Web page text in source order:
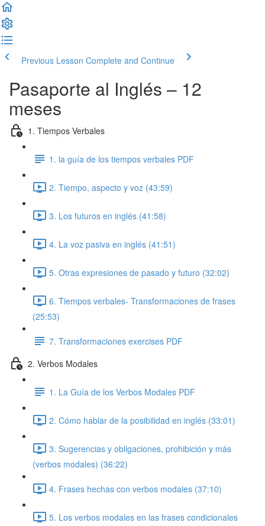
Previous Lesson Complete and Continue
Pasaporte al Inglés – 12
meses
1. Tiempos Verbales
1. la guía de los tiempos verbales PDF
2. Tiempo, aspecto y voz (43:59)
3. Los futuros en inglés (41:58)
4. La voz pasiva en inglés (41:51)
5. Otras expresiones de pasado y futuro (32:02)
6. Tiempos verbales- Transformaciones de frases
(25:53)
7. Transformaciones exercises PDF
2. Verbos Modales
1. La Guía de los Verbos Modales PDF
2. Cómo hablar de la posibilidad en inglés (33:01)
3. Sugerencias y obligaciones, prohibición y más
(verbos modales) (36:22)
4. Frases hechas con verbos modales (37:10)
5. Los verbos modales en las frases condicionales